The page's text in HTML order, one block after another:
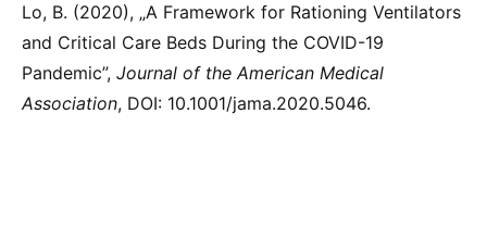
Lo, B. (2020), „A Framework for Rationing Ventilators
and Critical Care Beds During the COVID-19
Pandemic”, Journal of the American Medical
Association, DOI: 10.1001/jama.2020.5046.